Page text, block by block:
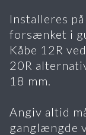
Installeres
forsænket i
Kåbe 12R
20R
18 mm.
Angiv altid
ganglængde